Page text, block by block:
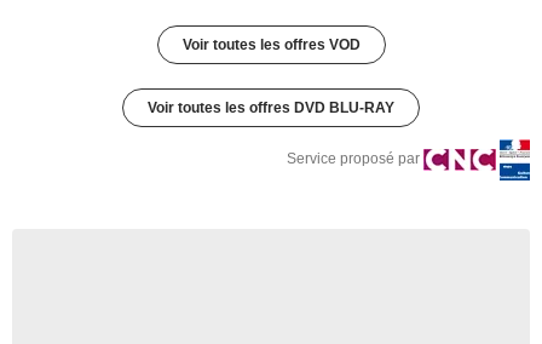
Voir toutes les offres VOD
Voir toutes les offres DVD BLU-RAY
Service proposé par